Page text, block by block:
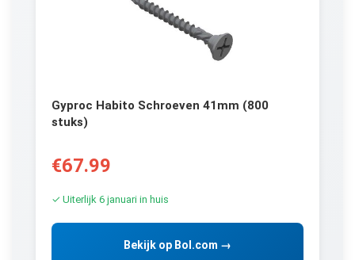
Gyproc Habito Schroeven 41mm (800
stuks)
€67.99
✓ Uiterlijk 6 januari in huis
Bekijk op Bol.com →